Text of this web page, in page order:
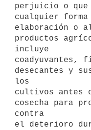
perjuicio o
cualquier
elaboración o
productos
incluye
coadyuvantes,
desecantes y
los
cultivos antes
cosecha para
contra
el deterioro